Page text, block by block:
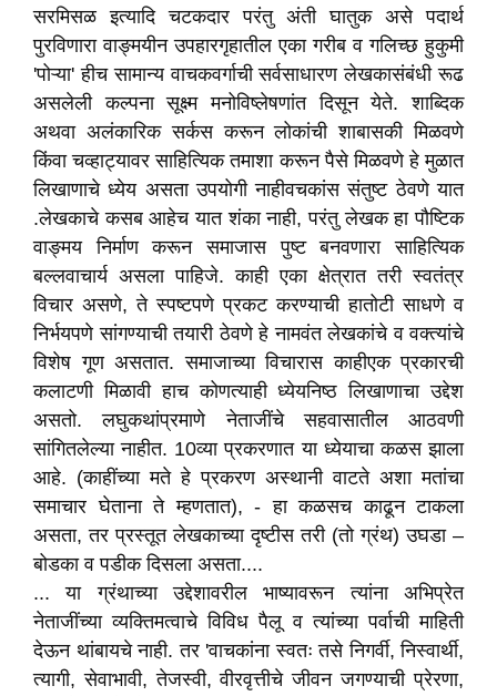
सरमिसळ इत्यादि चटकदार परंतु अंती घातुक असे पदार्थ
पुरविणारा वाङ्मयीन उपहारगृहातील एका गरीब व गलिच्छ हुकुमी
'पोऱ्या' हीच सामान्य वाचकवर्गाची सर्वसाधारण लेखकासंबंधी रूढ
असलेली कल्पना सूक्ष्म मनोविष्लेषणांत दिसून येते. शाब्दिक
अथवा अलंकारिक सर्कस करून लोकांची शाबासकी मिळवणे
किंवा चव्हाट्यावर साहित्यिक तमाशा करून पैसे मिळवणे हे मुळात
लिखाणाचे ध्येय असता उपयोगी नाहीवचकांस संतुष्ट ठेवणे यात
.लेखकाचे कसब आहेच यात शंका नाही, परंतु लेखक हा पौष्टिक
वाङ्मय निर्माण करून समाजास पुष्ट बनवणारा साहित्यिक
बल्लवाचार्य असला पाहिजे. काही एका क्षेत्रात तरी स्वतंत्र
विचार असणे, ते स्पष्टपणे प्रकट करण्याची हातोटी साधणे व
निर्भयपणे सांगण्याची तयारी ठेवणे हे नामवंत लेखकांचे व वक्त्यांचे
विशेष गूण असतात. समाजाच्या विचारास काहीएक प्रकारची
कलाटणी मिळावी हाच कोणत्याही ध्येयनिष्ठ लिखाणाचा उद्देश
असतो. लघुकथांप्रमाणे नेताजींचे सहवासातील आठवणी
सांगितलेल्या नाहीत. 10व्या प्रकरणात या ध्येयाचा कळस झाला
आहे. (काहींच्या मते हे प्रकरण अस्थानी वाटते अशा मतांचा
समाचार घेताना ते म्हणतात), - हा कळसच काढून टाकला
असता, तर प्रस्तूत लेखकाच्या दृष्टीस तरी (तो ग्रंथ) उघडा –
बोडका व पडीक दिसला असता....
... या ग्रंथाच्या उद्देशावरील भाष्यावरून त्यांना अभिप्रेत
नेताजींच्या व्यक्तिमत्वाचे विविध पैलू व त्यांच्या पर्वाची माहिती
देऊन थांबायचे नाही. तर 'वाचकांना स्वतः तसे निगर्वी, निस्वार्थी,
त्यागी, सेवाभावी, तेजस्वी, वीरवृत्तीचे जीवन जगण्याची प्रेरणा,